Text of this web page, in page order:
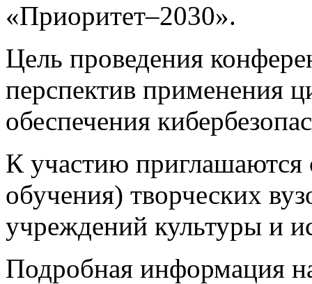
«Приоритет–2030».
Цель проведения
перспектив применения
обеспечения
К участию приглашаются
обучения) творческих
учреждений культуры и
Подробная информация